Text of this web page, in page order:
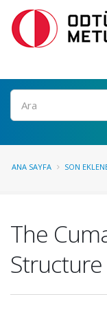
Ara
ANA SAYFA SON
The
Structure